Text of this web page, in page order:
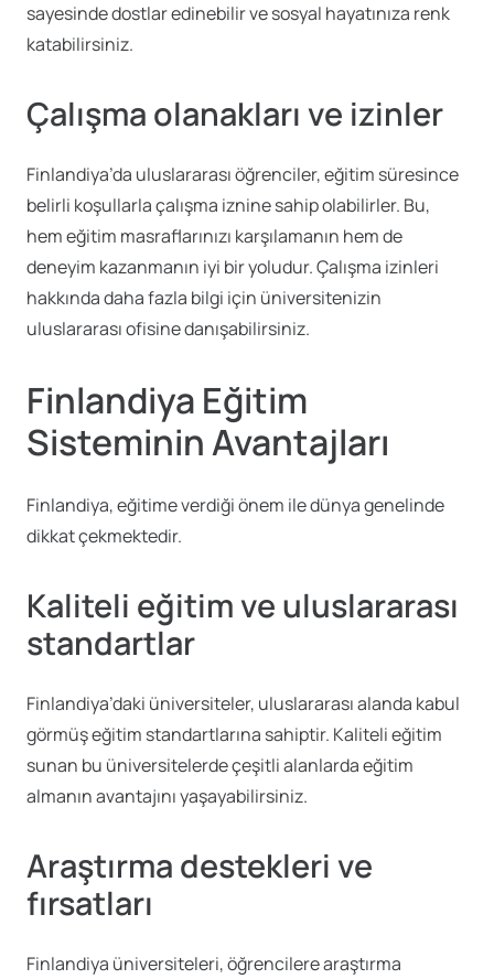
sayesinde dostlar edinebilir ve sosyal hayatınıza renk
katabilirsiniz.
Çalışma olanakları ve izinler
Finlandiya’da uluslararası öğrenciler, eğitim süresince
belirli koşullarla çalışma iznine sahip olabilirler. Bu,
hem eğitim masraflarınızı karşılamanın hem de
deneyim kazanmanın iyi bir yoludur. Çalışma izinleri
hakkında daha fazla bilgi için üniversitenizin
uluslararası ofisine danışabilirsiniz.
Finlandiya Eğitim
Sisteminin Avantajları
Finlandiya, eğitime verdiği önem ile dünya genelinde
dikkat çekmektedir.
Kaliteli eğitim ve uluslararası
standartlar
Finlandiya’daki üniversiteler, uluslararası alanda kabul
görmüş eğitim standartlarına sahiptir. Kaliteli eğitim
sunan bu üniversitelerde çeşitli alanlarda eğitim
almanın avantajını yaşayabilirsiniz.
Araştırma destekleri ve
fırsatları
Finlandiya üniversiteleri, öğrencilere araştırma